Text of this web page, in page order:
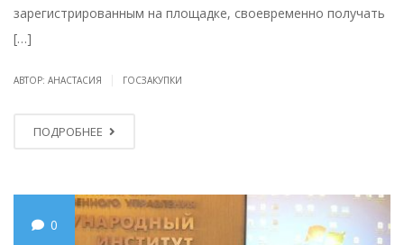
зарегистрированным на площадке, своевременно получать
[…]
АВТОР: АНАСТАСИЯ ГОСЗАКУПКИ
ПОДРОБНЕЕ
0